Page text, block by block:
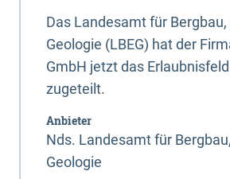
Das Landesamt für Bergbau,
Geologie (LBEG) hat der
GmbH jetzt das
zugeteilt.
Anbieter
Nds. Landesamt für
Geologie